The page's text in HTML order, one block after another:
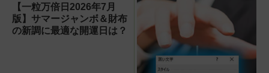
万円が狙える宝く
じを解説
【Windows】
【2026年最新
版】
【一粒万倍日2026年7月
版】サマージャンボ＆財布
の新調に最適な開運日は？